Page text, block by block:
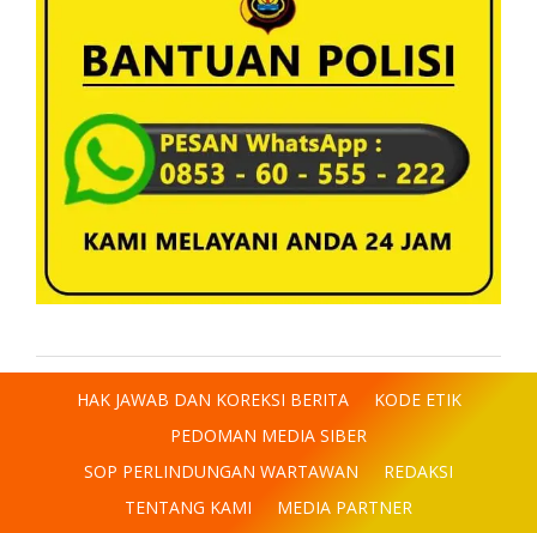
HAK JAWAB DAN KOREKSI BERITA
KODE ETIK
PEDOMAN MEDIA SIBER
SOP PERLINDUNGAN WARTAWAN
REDAKSI
TENTANG KAMI
MEDIA PARTNER